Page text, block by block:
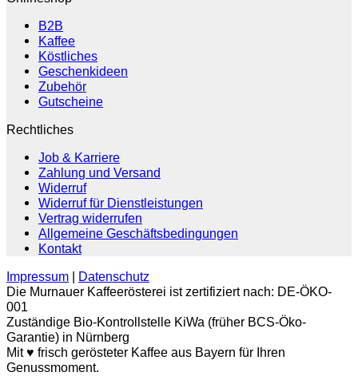
B2B
Kaffee
Köstliches
Geschenkideen
Zubehör
Gutscheine
Rechtliches
Job & Karriere
Zahlung und Versand
Widerruf
Widerruf für Dienstleistungen
Vertrag widerrufen
Allgemeine Geschäftsbedingungen
Kontakt
Impressum | Datenschutz
Die Murnauer Kaffeerösterei ist zertifiziert nach: DE-ÖKO-
001
Zuständige Bio-Kontrollstelle KiWa (früher BCS-Öko-
Garantie) in Nürnberg
Mit ♥ frisch gerösteter Kaffee aus Bayern für Ihren
Genussmoment.